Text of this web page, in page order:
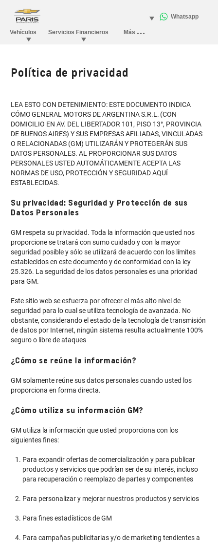
Política de privacidad
LEA ESTO CON DETENIMIENTO: ESTE DOCUMENTO INDICA
CÓMO GENERAL MOTORS DE ARGENTINA S.R.L. (CON
DOMICILIO EN AV. DEL LIBERTADOR 101, PISO 13°, PROVINCIA
DE BUENOS AIRES) Y SUS EMPRESAS AFILIADAS, VINCULADAS
O RELACIONADAS (GM) UTILIZARÁN Y PROTEGERÁN SUS
DATOS PERSONALES. AL PROPORCIONAR SUS DATOS
PERSONALES USTED AUTOMÁTICAMENTE ACEPTA LAS
NORMAS DE USO, PROTECCIÓN Y SEGURIDAD AQUÍ
ESTABLECIDAS.
Su privacidad: Seguridad y Protección de sus
Datos Personales
GM respeta su privacidad. Toda la información que usted nos
proporcione se tratará con sumo cuidado y con la mayor
seguridad posible y sólo se utilizará de acuerdo con los límites
establecidos en este documento y de conformidad con la ley
25.326. La seguridad de los datos personales es una prioridad
para GM.
Este sitio web se esfuerza por ofrecer el más alto nivel de
seguridad para lo cual se utiliza tecnología de avanzada. No
obstante, considerando el estado de la tecnología de transmisión
de datos por Internet, ningún sistema resulta actualmente 100%
seguro o libre de ataques
¿Cómo se reúne la información?
GM solamente reúne sus datos personales cuando usted los
proporciona en forma directa.
¿Cómo utiliza su información GM?
GM utiliza la información que usted proporciona con los
siguientes fines:
Para expandir ofertas de comercialización y para publicar
productos y servicios que podrían ser de su interés, incluso
para recuperación o reemplazo de partes y componentes
Para personalizar y mejorar nuestros productos y servicios
Para fines estadísticos de GM
Para campañas publicitarias y/o de marketing tendientes a